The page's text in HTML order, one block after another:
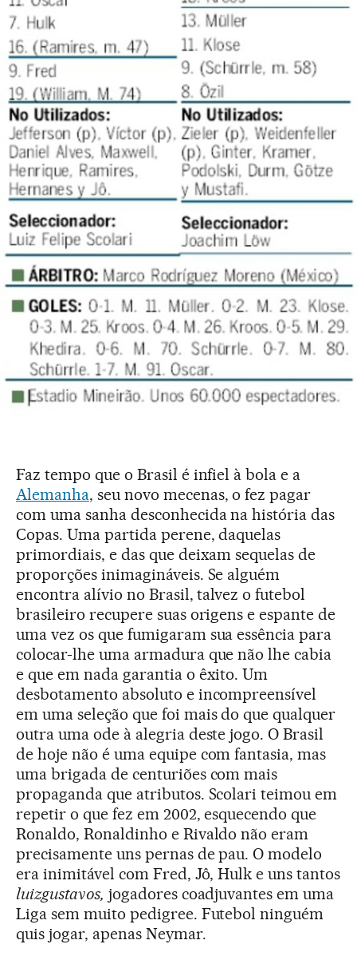
Faz tempo que o Brasil é infiel à bola e a
Alemanha, seu novo mecenas, o fez pagar
com uma sanha desconhecida na história das
Copas. Uma partida perene, daquelas
primordiais, e das que deixam sequelas de
proporções inimagináveis. Se alguém
encontra alívio no Brasil, talvez o futebol
brasileiro recupere suas origens e espante de
uma vez os que fumigaram sua essência para
colocar-lhe uma armadura que não lhe cabia
e que em nada garantia o êxito. Um
desbotamento absoluto e incompreensível
em uma seleção que foi mais do que qualquer
outra uma ode à alegria deste jogo. O Brasil
de hoje não é uma equipe com fantasia, mas
uma brigada de centuriões com mais
propaganda que atributos. Scolari teimou em
repetir o que fez em 2002, esquecendo que
Ronaldo, Ronaldinho e Rivaldo não eram
precisamente uns pernas de pau. O modelo
era inimitável com Fred, Jô, Hulk e uns tantos
luizgustavos, jogadores coadjuvantes em uma
Liga sem muito pedigree. Futebol ninguém
quis jogar, apenas Neymar.